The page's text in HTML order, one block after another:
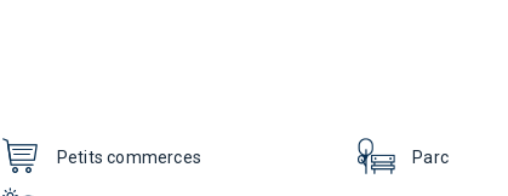
Petits commerces Parc